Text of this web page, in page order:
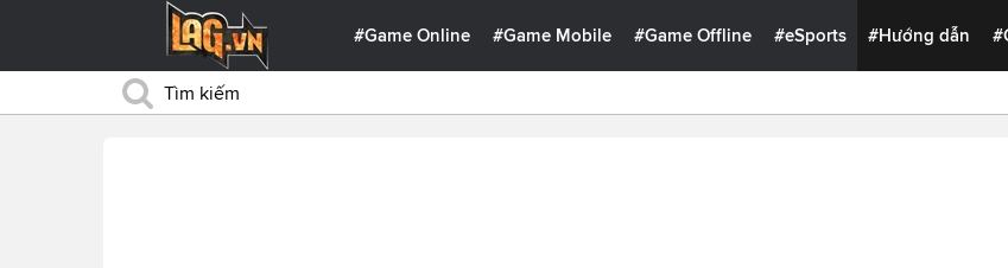
#Game Online #Game Mobile #Game Offline #eSports #Hướng dẫn